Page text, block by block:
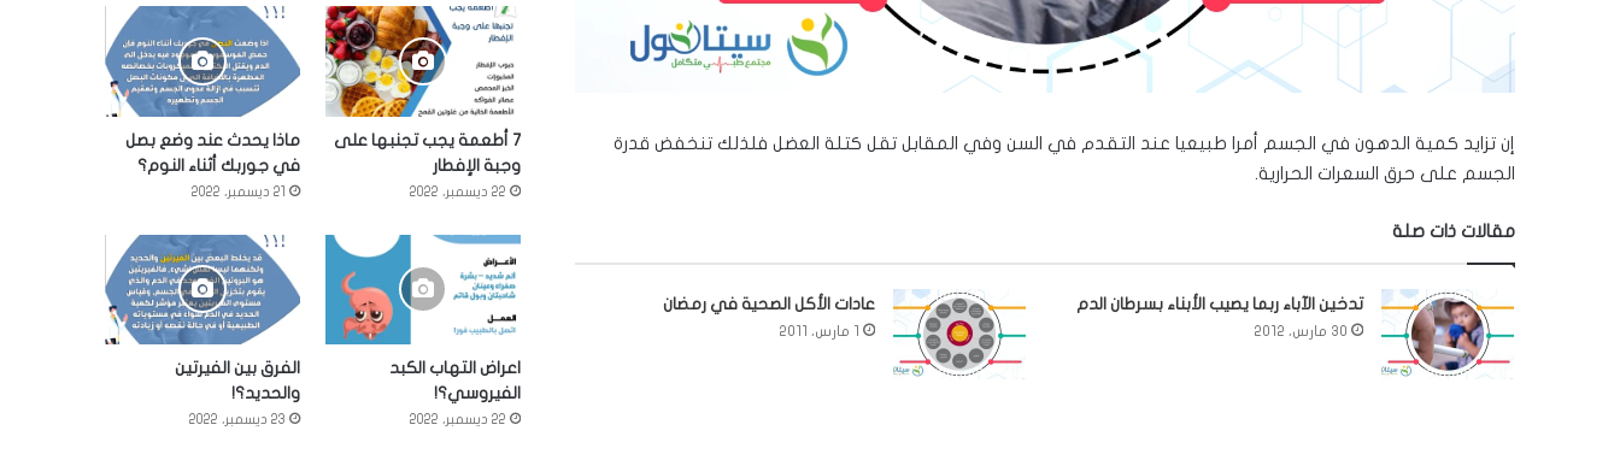
إن تزايد كمية الدهون في الجسم أمرا طبيعيا عند التقدم في السن وفي المقابل تقل كتلة العضل فلذلك تنخفض قدرة
الجسم على حرق السعرات الحرارية.
مقالات ذات صلة
تدخين الآباء ربما يصيب الأبناء بسرطان الدم
30 مارس، 2012
عادات الأكل الصحية في رمضان
1 مارس، 2011
7 أطعمة يجب تجنبها على
وجبة الإفطار
22 ديسمبر، 2022
ماذا يحدث عند وضع بصل
في جوربك أثناء النوم؟
21 ديسمبر، 2022
اعراض التهاب الكبد
الفيروسي؟!
22 ديسمبر، 2022
الفرق بين الفيرتين
والحديد؟!
23 ديسمبر، 2022